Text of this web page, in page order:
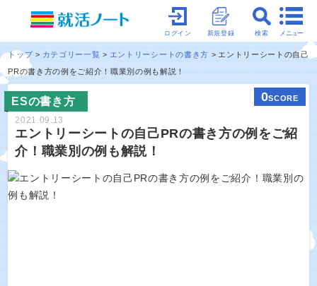
メニュー
検索
新規登録
ログイン
トップ カテゴリー一覧 エントリーシートの書き方
エントリーシートの自己
PRの書き方の例をご紹介！職業別の例も解説！
ESの書き方 0SCORE
2021.09.13
エントリーシートの自己PRの書き方の例をご紹
介！職業別の例も解説！